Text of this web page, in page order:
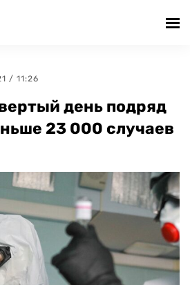
/ 11:26
день подряд
23 000 случаев